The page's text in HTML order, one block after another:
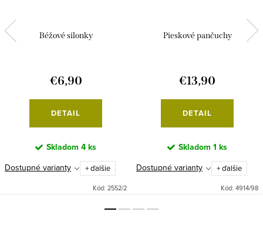
Béžové silonky
€6,90
DETAIL
Skladom 4 ks
Dostupné varianty
+ ďalšie
Kód: 2552/2
Pieskové pančuchy
€13,90
DETAIL
Skladom 1 ks
Dostupné varianty
+ ďalšie
Kód: 4914/98